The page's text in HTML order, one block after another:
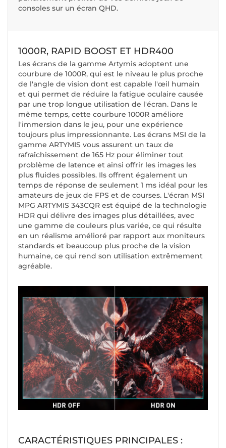
consoles sur un écran QHD.
1000R, RAPID BOOST ET HDR400
Les écrans de la gamme Artymis adoptent une
courbure de 1000R, qui est le niveau le plus proche
de l'angle de vision dont est capable l'œil humain
et qui permet de réduire la fatigue oculaire causée
par une trop longue utilisation de l'écran. Dans le
même temps, cette courbure 1000R améliore
l'immersion dans le jeu, pour une expérience
toujours plus impressionnante. Les écrans MSI de la
gamme ARTYMIS vous assurent un taux de
rafraîchissement de 165 Hz pour éliminer tout
problème de latence et ainsi offrir les images les
plus fluides possibles. Ils offrent également un
temps de réponse de seulement 1 ms idéal pour les
amateurs de jeux de FPS et de courses. L'écran MSI
MPG ARTYMIS 343CQR est équipé de la technologie
HDR qui délivre des images plus détaillées, avec
une gamme de couleurs plus variée, ce qui résulte
en un réalisme amélioré par rapport aux moniteurs
standards et beaucoup plus proche de la vision
humaine, ce qui rend son utilisation extrêmement
agréable.
CARACTÉRISTIQUES PRINCIPALES :